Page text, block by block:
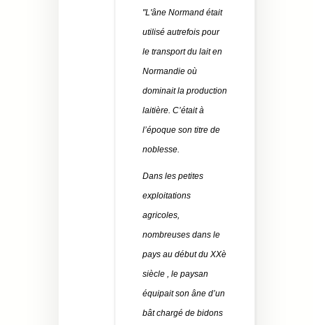
"L'âne Normand était
utilisé autrefois pour
le transport du lait en
Normandie où
dominait la production
laitière. C’était à
l’époque son titre de
noblesse.
Dans les petites
exploitations
agricoles,
nombreuses dans le
pays au début du XXè
siècle , le paysan
équipait son âne d’un
bât chargé de bidons